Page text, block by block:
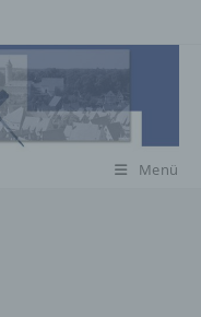
Menü